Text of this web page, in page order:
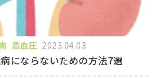
高血圧 2023.04.03
にならないための方法7選